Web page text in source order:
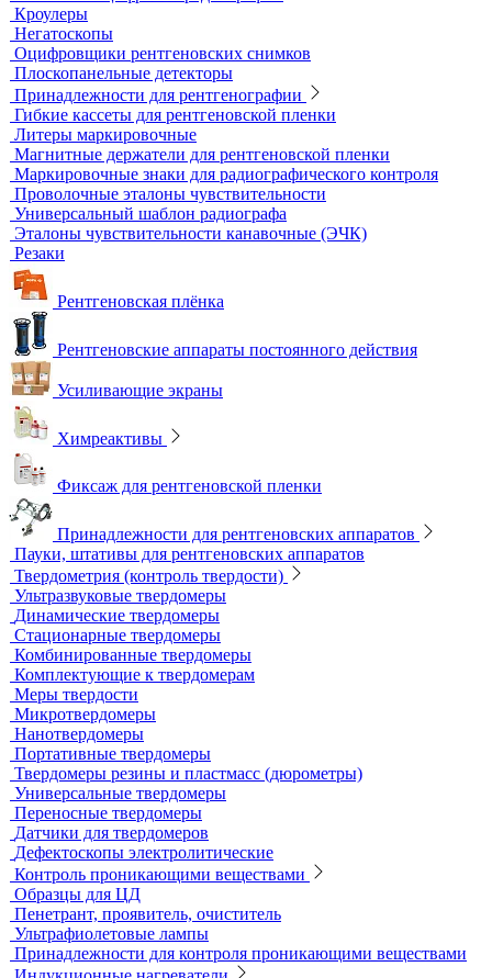
Радиационный контроль
Проявочные машины для рентгеновской пленки
Денситометры
Дозиметры
Импульсные рентгеновские аппараты
Комплексы цифровой радиографии
Кроулеры
Негатоскопы
Оцифровщики рентгеновских снимков
Плоскопанельные детекторы
Принадлежности для рентгенографии
Гибкие кассеты для рентгеновской пленки
Литеры маркировочные
Магнитные держатели для рентгеновской пленки
Маркировочные знаки для радиографического контроля
Проволочные эталоны чувствительности
Универсальный шаблон радиографа
Эталоны чувствительности канавочные (ЭЧК)
Резаки
Химреактивы
Фиксаж для рентгеновской пленки
Принадлежности для рентгеновских аппаратов
Пауки, штативы для рентгеновских аппаратов
Твердометрия (контроль твердости)
Ультразвуковые твердомеры
Динамические твердомеры
Стационарные твердомеры
Комбинированные твердомеры
Комплектующие к твердомерам
Меры твердости
Микротвердомеры
Нанотвердомеры
Портативные твердомеры
Твердомеры резины и пластмасс (дюрометры)
Универсальные твердомеры
Переносные твердомеры
Датчики для твердомеров
Дефектоскопы электролитические